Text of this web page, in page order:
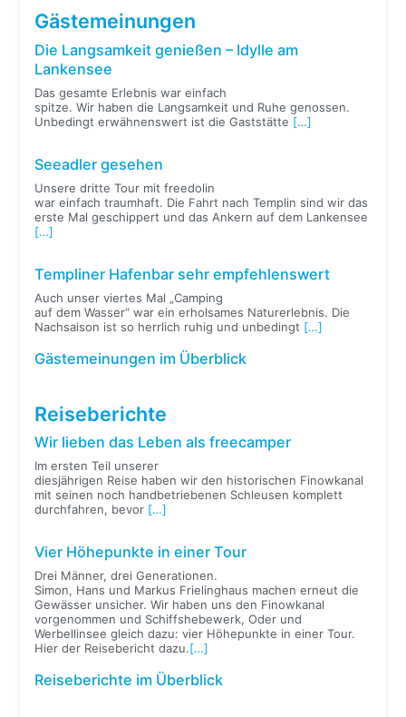
Gästemeinungen
Die Langsamkeit genießen – Idylle am
Lankensee
Das gesamte Erlebnis war einfach
spitze. Wir haben die Langsamkeit und Ruhe genossen.
Unbedingt erwähnenswert ist die Gaststätte […]
Seeadler gesehen
Unsere dritte Tour mit freedolin
war einfach traumhaft. Die Fahrt nach Templin sind wir das
erste Mal geschippert und das Ankern auf dem Lankensee
[…]
Templiner Hafenbar sehr empfehlenswert
Auch unser viertes Mal „Camping
auf dem Wasser“ war ein erholsames Naturerlebnis. Die
Nachsaison ist so herrlich ruhig und unbedingt […]
Gästemeinungen im Überblick
Reiseberichte
Wir lieben das Leben als freecamper
Im ersten Teil unserer
diesjährigen Reise haben wir den historischen Finowkanal
mit seinen noch handbetriebenen Schleusen komplett
durchfahren, bevor […]
Vier Höhepunkte in einer Tour
Drei Männer, drei Generationen.
Simon, Hans und Markus Frielinghaus machen erneut die
Gewässer unsicher. Wir haben uns den Finowkanal
vorgenommen und Schiffshebewerk, Oder und
Werbellinsee gleich dazu: vier Höhepunkte in einer Tour.
Hier der Reisebericht dazu.[…]
Reiseberichte im Überblick